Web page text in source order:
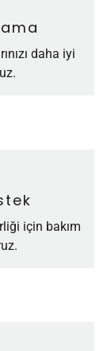
daha iyi
için bakım